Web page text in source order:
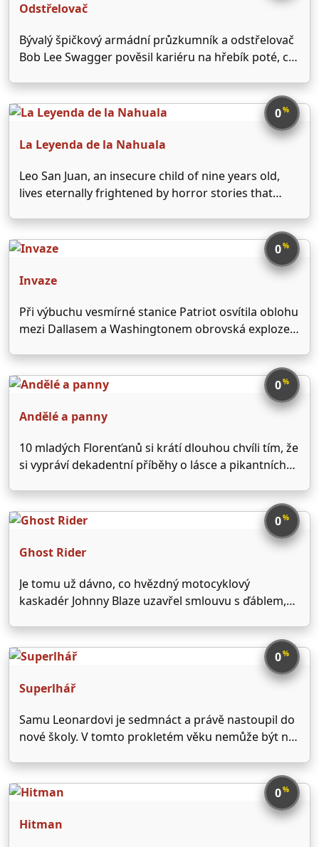
Odstřelovač
Bývalý špičkový armádní průzkumník a odstřelovač
Bob Lee Swagger pověsil kariéru na hřebík poté, co
organizovaného vyššími místy. Přesto ho na jeho
samotě vysoko v horách překvapí penzionovaný0%
La Leyenda de la Nahuala
Leo San Juan, an insecure child of nine years old,
lives eternally frightened by horror stories that
is 'The Legend of Nahuala', according to which, an
old abandoned Casona is possessed …
0%
Invaze
Při výbuchu vesmírné stanice Patriot osvítila oblohu
mezi Dallasem a Washingtonem obrovská exploze a
Psychiatrička Carol Bennel má obavu, že neznámá
látka z paluby lodi se nepozorovaně dostává do ulic
0%
Andělé a panny
10 mladých Florenťanů si krátí dlouhou chvíli tím, že
si vypráví dekadentní příběhy o lásce a pikantních
0%
Ghost Rider
Je tomu už dávno, co hvězdný motocyklový
kaskadér Johnny Blaze uzavřel smlouvu s ďáblem,
- svého otce a dětskou lásku Roxanne. Nyní si však
ďábel přišel vybrat svůj dluh. Přes den …
0%
Superlhář
Samu Leonardovi je sedmnáct a právě nastoupil do
nové školy. V tomto prokletém věku nemůže být nic
kadeřníka, zlatokopku po svém boku a Porsche v
garáži, můžete se vydat jen dvojí cestou: Buď se …
0%
Hitman